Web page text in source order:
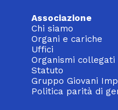
Associazione
Chi siamo
Organi e cariche
Uffici
Organismi collegati
Statuto
Gruppo Giovani
Politica parità di